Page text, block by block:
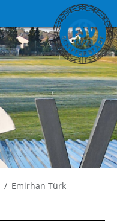
Emirhan Türk